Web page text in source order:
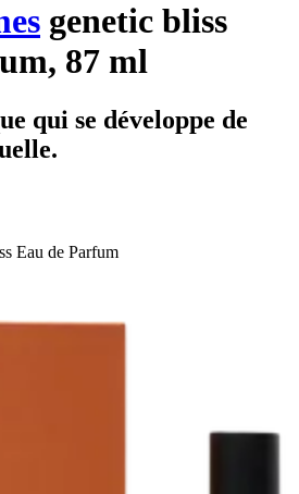
genetic bliss
87 ml
qui se développe de
Eau de Parfum